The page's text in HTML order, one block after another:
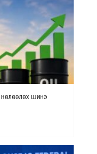
шинэ